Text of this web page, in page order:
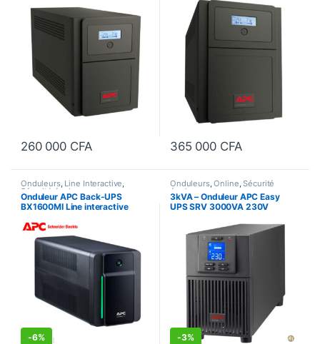
1500VA – 6 prises C13
260 000 CFA
2000 VA – 7 Ah – RS-232, USB
365 000 CFA
Onduleurs, Line Interactive,
Sécurité équipements
Onduleur APC Back-UPS
BX1600MI Line interactive
-6%
Onduleurs,Online,Sécurité
équipements
3kVA – Onduleur APC Easy
UPS SRV 3000VA 230V
-3%